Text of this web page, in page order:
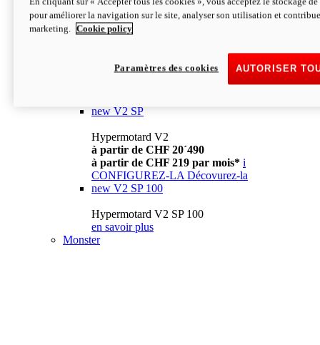
à partir de CHF 13´990 i
CONFIGUREZ-LA Décovurez-la
newV2
à partir de CHF 15´990
à partir de CHF 169 par mois* i
new V2 SP
Hypermotard V2
à partir de CHF 20´490
à partir de CHF 219 par mois* i
CONFIGUREZ-LA Décovurez-la
new V2 SP 100
Hypermotard V2 SP 100
en savoir plus
Monster
pour améliorer la navigation sur le site, analyser son utilisation et
marketing.
Cookie policy
AUTORISER
Paramètres des cookies